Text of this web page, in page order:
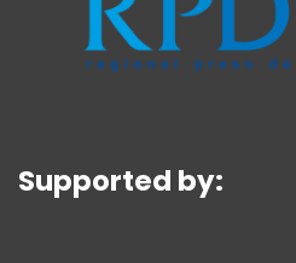
Supported by: